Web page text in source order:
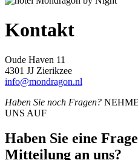
Kontakt
Oude Haven 11
4301 JJ Zierikzee
info@mondragon.nl
Haben Sie noch Fragen?
UNS AUF
Haben Sie eine
Mitteilung an uns?